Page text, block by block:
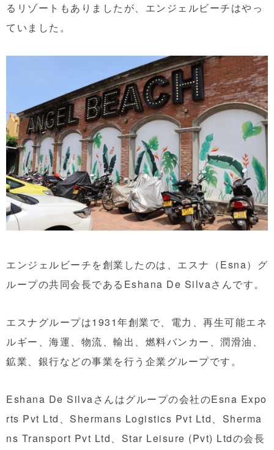
るリゾートもありましたが、エンジェルビーチはやっ
ていました。
エンジェルビーチを創業したのは、エスナ（Esna）グ
ループの共同会長であるEshana De Silvaさんです。
エスナグループは1931年創業で、電力、再生可能エネ
ルギー、海運、物流、輸出、燃料バンカー、潤滑油、
鉱業、銀行などの事業を行う企業グループです。
Eshana De Silvaさんはグループの会社のEsna Expo
rts Pvt Ltd、Shermans Logistics Pvt Ltd、Sherma
ns Transport Pvt Ltd、Star Leisure (Pvt) Ltdの会長